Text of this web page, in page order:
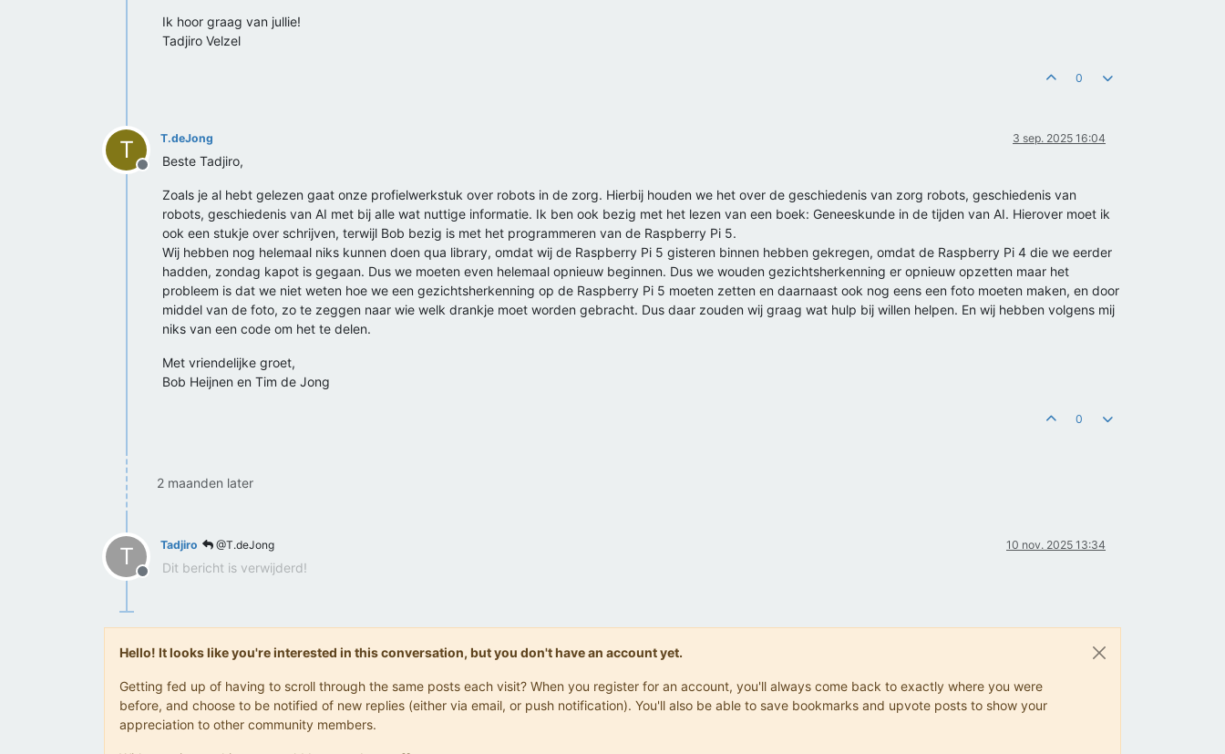
Ik hoor graag van jullie!
Tadjiro Velzel
0
T
Offline
T.deJong 3 sep. 2025 16:04
Beste Tadjiro,
Zoals je al hebt gelezen gaat onze profielwerkstuk over robots in de zorg. Hierbij houden we het over de geschiedenis van zorg robots, geschiedenis van
robots, geschiedenis van AI met bij alle wat nuttige informatie. Ik ben ook bezig met het lezen van een boek: Geneeskunde in de tijden van AI. Hierover moet ik
ook een stukje over schrijven, terwijl Bob bezig is met het programmeren van de Raspberry Pi 5.
Wij hebben nog helemaal niks kunnen doen qua library, omdat wij de Raspberry Pi 5 gisteren binnen hebben gekregen, omdat de Raspberry Pi 4 die we eerder
hadden, zondag kapot is gegaan. Dus we moeten even helemaal opnieuw beginnen. Dus we wouden gezichtsherkenning er opnieuw opzetten maar het
probleem is dat we niet weten hoe we een gezichtsherkenning op de Raspberry Pi 5 moeten zetten en daarnaast ook nog eens een foto moeten maken, en door
middel van de foto, zo te zeggen naar wie welk drankje moet worden gebracht. Dus daar zouden wij graag wat hulp bij willen helpen. En wij hebben volgens mij
niks van een code om het te delen.
Met vriendelijke groet,
Bob Heijnen en Tim de Jong
0
2 maanden later
T
Offline
Tadjiro @T.deJong 10 nov. 2025 13:34
Dit bericht is verwijderd!
Hello! It looks like you're interested in this conversation, but you don't have an account yet.
Getting fed up of having to scroll through the same posts each visit? When you register for an account, you'll always come back to exactly where you were
before, and choose to be notified of new replies (either via email, or push notification). You'll also be able to save bookmarks and upvote posts to show your
appreciation to other community members.